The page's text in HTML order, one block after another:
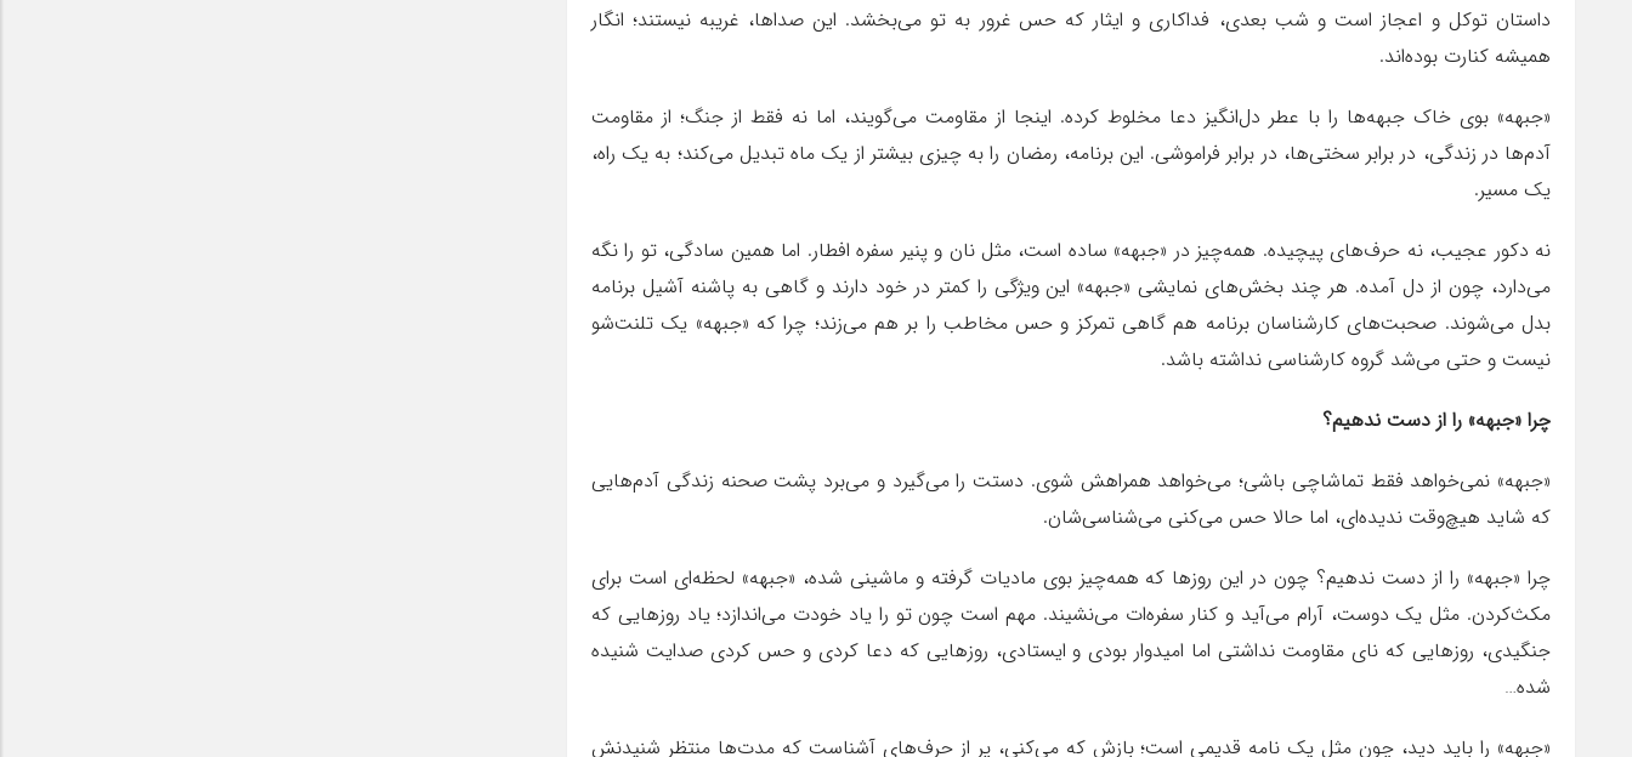
داستان توکل و اعجاز است و شب بعدی، فداکاری و ایثار که حس غرور به تو می‌بخشد. این صداها، غریبه نیستند؛ انگار
همیشه کنارت بوده‌اند.
«جبهه» بوی خاک جبهه‌ها را با عطر دل‌انگیز دعا مخلوط کرده. اینجا از مقاومت می‌گویند، اما نه فقط از جنگ؛ از مقاومت
آدم‌ها در زندگی، در برابر سختی‌ها، در برابر فراموشی. این برنامه، رمضان را به چیزی بیشتر از یک ماه تبدیل می‌کند؛ به یک راه،
یک مسیر.
نه دکور عجیب، نه حرف‌های پیچیده. همه‌چیز در «جبهه» ساده است، مثل نان و پنیر سفره افطار. اما همین سادگی، تو را نگه
می‌دارد، چون از دل آمده. هر چند بخش‌های نمایشی «جبهه» این ویژگی را کمتر در خود دارند و گاهی به پاشنه آشیل برنامه
بدل می‌شوند. صحبت‌های کارشناسان برنامه هم گاهی تمرکز و حس مخاطب را بر هم می‌زند؛ چرا که «جبهه» یک تلنت‌شو
نیست و حتی می‌شد گروه کارشناسی نداشته باشد.
چرا «جبهه» را از دست ندهیم؟
«جبهه» نمی‌خواهد فقط تماشاچی باشی؛ می‌خواهد همراهش شوی. دستت را می‌گیرد و می‌برد پشت صحنه زندگی آدم‌هایی
که شاید هیچ‌وقت ندیده‌ای، اما حالا حس می‌کنی می‌شناسی‌شان.
چرا «جبهه» را از دست ندهیم؟ چون در این روزها که همه‌چیز بوی مادیات گرفته و ماشینی شده، «جبهه» لحظه‌ای است برای
مکث‌کردن. مثل یک دوست، آرام می‌آید و کنار سفره‌ات می‌نشیند. مهم است چون تو را یاد خودت می‌اندازد؛ یاد روزهایی که
جنگیدی، روزهایی که نای مقاومت نداشتی اما امیدوار بودی و ایستادی، روزهایی که دعا کردی و حس کردی صدایت شنیده
شده…
«جبهه» را باید دید، چون مثل یک نامه قدیمی است؛ بازش که می‌کنی، پر از حرف‌های آشناست که مدت‌ها منتظر شنیدنش